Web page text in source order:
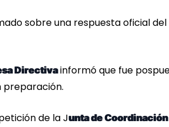
sobre una respuesta oficial
Directivainformó que fue
preparación.
de la Junta de